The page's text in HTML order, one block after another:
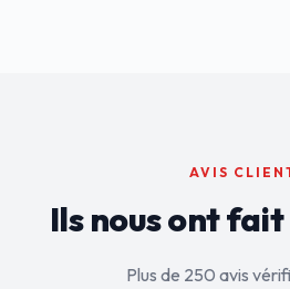
AVIS
Ils nous ont fait
Plus de 250 avis